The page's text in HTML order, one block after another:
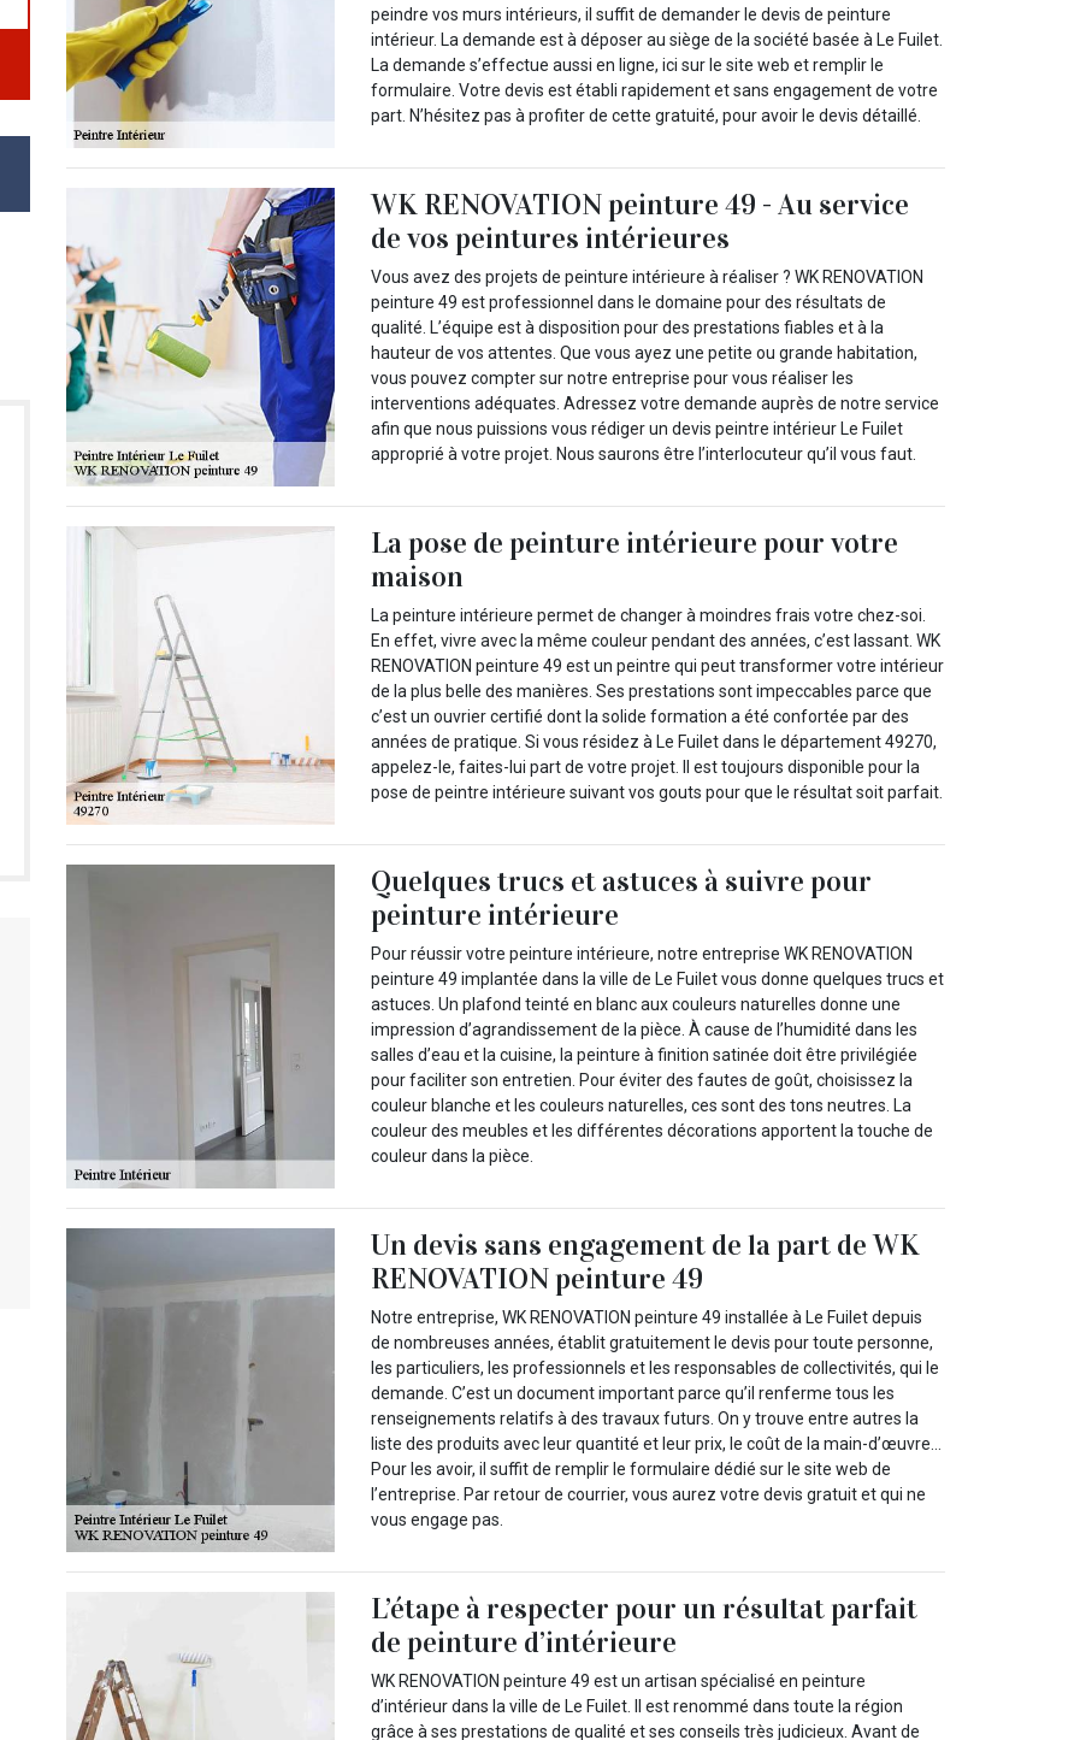
peindre vos murs intérieurs, il suffit de demander le devis de peinture
intérieur. La demande est à déposer au siège de la société basée à Le Fuilet.
La demande s’effectue aussi en ligne, ici sur le site web et remplir le
formulaire. Votre devis est établi rapidement et sans engagement de votre
part. N’hésitez pas à profiter de cette gratuité, pour avoir le devis détaillé.
WK RENOVATION peinture 49 - Au service
de vos peintures intérieures
Vous avez des projets de peinture intérieure à réaliser ? WK RENOVATION
peinture 49 est professionnel dans le domaine pour des résultats de
qualité. L’équipe est à disposition pour des prestations fiables et à la
hauteur de vos attentes. Que vous ayez une petite ou grande habitation,
vous pouvez compter sur notre entreprise pour vous réaliser les
interventions adéquates. Adressez votre demande auprès de notre service
afin que nous puissions vous rédiger un devis peintre intérieur Le Fuilet
approprié à votre projet. Nous saurons être l’interlocuteur qu’il vous faut.
La pose de peinture intérieure pour votre
maison
La peinture intérieure permet de changer à moindres frais votre chez-soi.
En effet, vivre avec la même couleur pendant des années, c’est lassant. WK
RENOVATION peinture 49 est un peintre qui peut transformer votre intérieur
de la plus belle des manières. Ses prestations sont impeccables parce que
c’est un ouvrier certifié dont la solide formation a été confortée par des
années de pratique. Si vous résidez à Le Fuilet dans le département 49270,
appelez-le, faites-lui part de votre projet. Il est toujours disponible pour la
pose de peintre intérieure suivant vos gouts pour que le résultat soit parfait.
Quelques trucs et astuces à suivre pour
peinture intérieure
Pour réussir votre peinture intérieure, notre entreprise WK RENOVATION
peinture 49 implantée dans la ville de Le Fuilet vous donne quelques trucs et
astuces. Un plafond teinté en blanc aux couleurs naturelles donne une
impression d’agrandissement de la pièce. À cause de l’humidité dans les
salles d’eau et la cuisine, la peinture à finition satinée doit être privilégiée
pour faciliter son entretien. Pour éviter des fautes de goût, choisissez la
couleur blanche et les couleurs naturelles, ces sont des tons neutres. La
couleur des meubles et les différentes décorations apportent la touche de
couleur dans la pièce.
Un devis sans engagement de la part de WK
RENOVATION peinture 49
Notre entreprise, WK RENOVATION peinture 49 installée à Le Fuilet depuis
de nombreuses années, établit gratuitement le devis pour toute personne,
les particuliers, les professionnels et les responsables de collectivités, qui le
demande. C’est un document important parce qu’il renferme tous les
renseignements relatifs à des travaux futurs. On y trouve entre autres la
liste des produits avec leur quantité et leur prix, le coût de la main-d’œuvre…
Pour les avoir, il suffit de remplir le formulaire dédié sur le site web de
l’entreprise. Par retour de courrier, vous aurez votre devis gratuit et qui ne
vous engage pas.
L’étape à respecter pour un résultat parfait
de peinture d’intérieure
WK RENOVATION peinture 49 est un artisan spécialisé en peinture
d’intérieur dans la ville de Le Fuilet. Il est renommé dans toute la région
grâce à ses prestations de qualité et ses conseils très judicieux. Avant de